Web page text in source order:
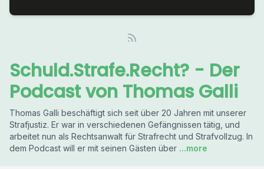
Schuld.Strafe.Recht? - Der
Podcast von Thomas Galli
Thomas Galli beschäftigt sich seit über 20 Jahren mit unserer
Strafjustiz. Er war in verschiedenen Gefängnissen tätig, und
arbeitet nun als Rechtsanwalt für Strafrecht und Strafvollzug. In
dem Podcast will er mit seinen Gästen über ...more